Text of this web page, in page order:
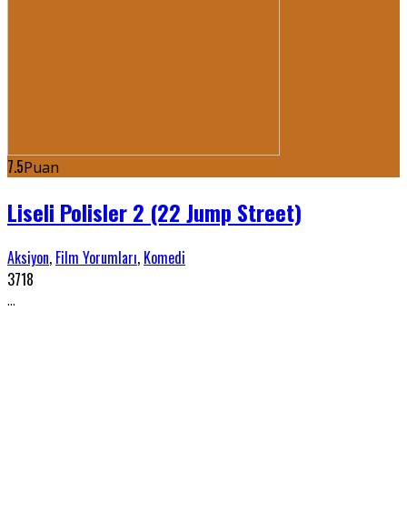
7.5Puan
Liseli Polisler 2 (22 Jump Street)
Aksiyon, Film Yorumları, Komedi
3718
...